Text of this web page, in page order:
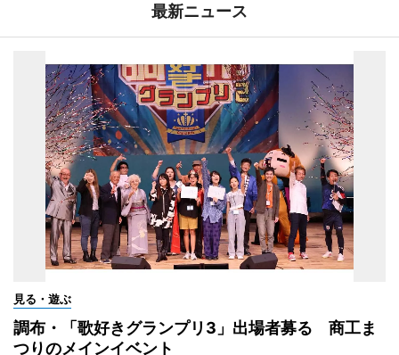
最新ニュース
見る・遊ぶ
調布・「歌好きグランプリ3」出場者募る 商工ま
つりのメインイベント